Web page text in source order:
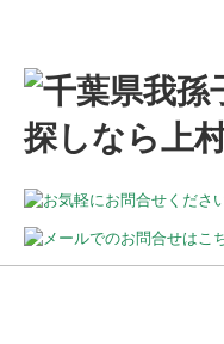
トップページ
事務所案内
交通案内／駐車場